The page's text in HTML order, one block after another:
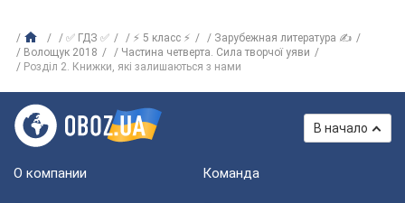
✅ ГДЗ ✅ ⚡ 5 класс ⚡
Зарубежная литература ✍
Волощук 2018
Частина четверта. Сила творчої уяви
Розділ 2. Книжки, які залишаються з нами
В начало
О компании Команда